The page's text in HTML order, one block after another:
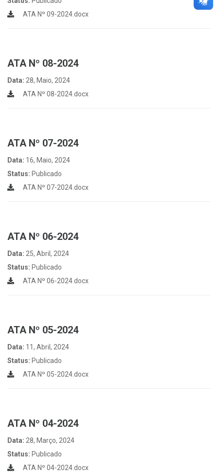
ATA Nº 09-2024.docx
ATA Nº 08-2024
Data: 28, Maio, 2024
ATA Nº 08-2024.docx
ATA Nº 07-2024
Data: 16, Maio, 2024
Status: Publicado
ATA Nº 07-2024.docx
ATA Nº 06-2024
Data: 25, Abril, 2024
Status: Publicado
ATA Nº 06-2024.docx
ATA Nº 05-2024
Data: 11, Abril, 2024
Status: Publicado
ATA Nº 05-2024.docx
ATA Nº 04-2024
Data: 28, Março, 2024
Status: Publicado
ATA Nº 04-2024.docx